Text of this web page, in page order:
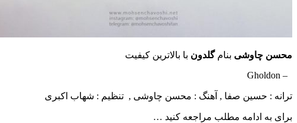
محسن چاوشی بنامگلدون با بالاترین کیفیت
– Gholdon
ترانه : حسین صفا , آهنگ : محسن چاوشی , تنظیم : شهاب اکبرى
برای به ادامه مطلب مراجعه کنید …